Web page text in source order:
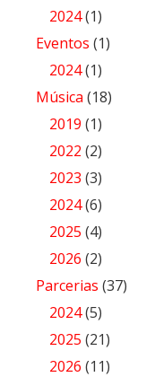
2024(1)
Eventos (1)
2024(1)
Música (18)
2019 (1)
2022 (2)
2023 (3)
2024(6)
2025 (4)
2026 (2)
Parcerias (37)
2024(5)
2025 (21)
2026 (11)